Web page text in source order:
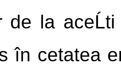
de la
în cetatea